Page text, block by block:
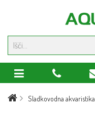
Sladkovodna akvaristika